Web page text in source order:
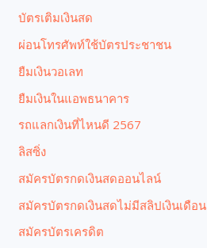
บัตรเติมเงินสด
ผ่อนโทรศัพท์ใช้บัตรประชาชน
ยืมเงินวอเลท
ยืมเงินในแอพธนาคาร
รถแลกเงินที่ไหนดี 2567
ลิสซิ่ง
สมัครบัตรกดเงินสดออนไลน์
สมัครบัตรกดเงินสดไม่มีสลิปเงินเดือน
สมัครบัตรเครดิต